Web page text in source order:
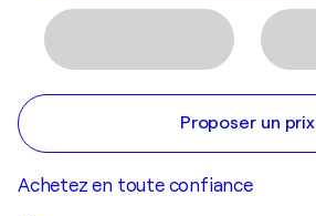
Proposer un prix
Achetez en toute confiance